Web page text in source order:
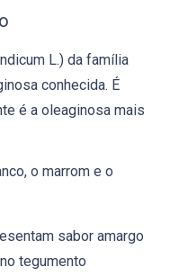
L.) da família
conhecida. É
é a oleaginosa mais
o marrom e o
sabor amargo
tegumento